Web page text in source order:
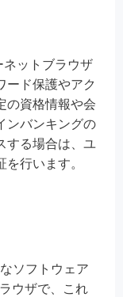
ネットブラウザ
ード保護やアク
の資格情報や会
ンバンキングの
する場合は、ユ
行います。
ソフトウェア
ウザで、これ